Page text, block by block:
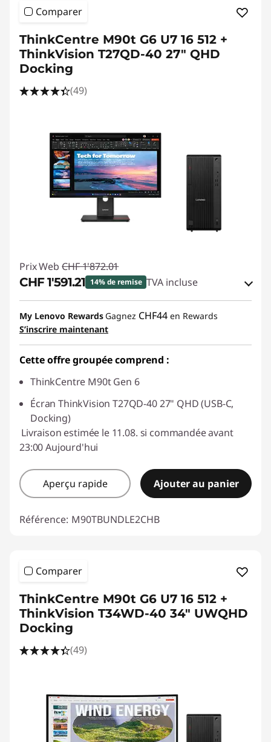
Comparer
ThinkCentre M90t G6 U7 16 512 +
ThinkVision T27QD-40 27" QHD
Docking
(49)
Prix Web CHF 1'872.01
CHF 1'591.21 14% de remise TVA incluse
Bons de réduction en ligne :-CHF 280.80
Code de réduction :
My Lenovo Rewards Gagnez CHF44 en Rewards
S’inscrire maintenant
Cette offre groupée comprend :
ThinkCentre M90t Gen 6
Écran ThinkVision T27QD-40 27" QHD (USB-C,
Docking)
Livraison estimée le 11.08. si commandée avant
23:00 Aujourd'hui
Aperçu rapide Ajouter au panier
Référence: M90TBUNDLE2CHB
Comparer
ThinkCentre M90t G6 U7 16 512 +
ThinkVision T34WD-40 34" UWQHD
Docking
(49)